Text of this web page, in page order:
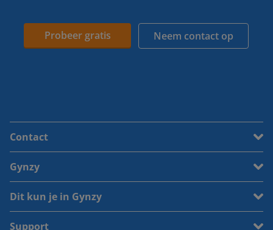
Probeer gratis Neem contact op
Contact
Gynzy
Dit kun je in Gynzy
Support